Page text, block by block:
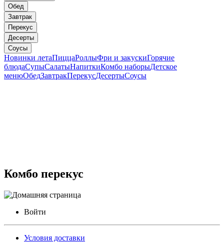
Обед
Завтрак
Перекус
Десерты
Соусы
Новинки летаПиццаРоллыФри и закускиГорячие
блюдаСупыСалатыНапиткиКомбо наборыДетское
менюОбедЗавтракПерекусДесертыСоусы
Комбо перекус
Войти
Условия доставки